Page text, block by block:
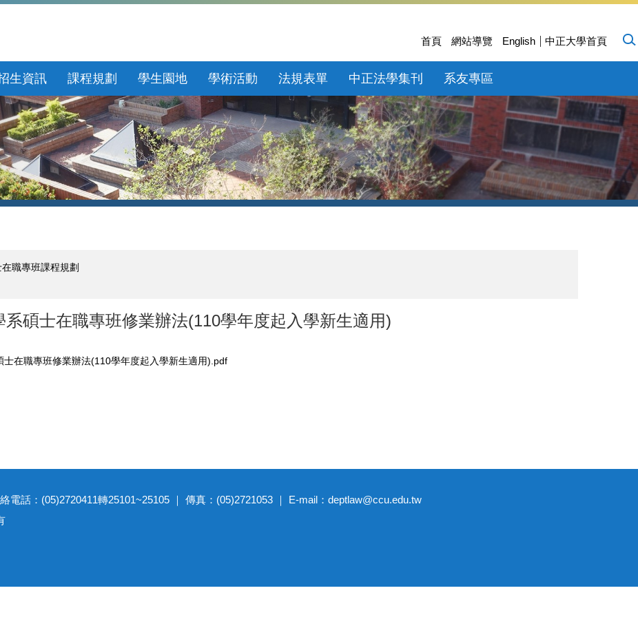
首頁 網站導覽 English 中正大學首頁
生資訊 課程規劃 學生園地 學術活動 法規表單 中正法學集刊 系友專區
職專班課程規劃
系碩士在職專班修業辦法(110學年度起入學新生適用)
士在職專班修業辦法(110學年度起入學新生適用).pdf
電話：(05)2720411轉25101~25105 ｜ 傳真：(05)2721053 ｜ E-mail：deptlaw@ccu.edu.tw